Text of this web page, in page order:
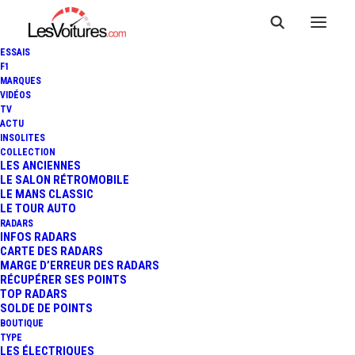
ESSAIS
F1
MARQUES
VIDÉOS
TV
ACTU
INSOLITES
COLLECTION
LES ANCIENNES
LE SALON RÉTROMOBILE
LE MANS CLASSIC
LE TOUR AUTO
RADARS
INFOS RADARS
CARTE DES RADARS
MARGE D’ERREUR DES RADARS
RÉCUPÉRER SES POINTS
TOP RADARS
SOLDE DE POINTS
BOUTIQUE
TYPE
LES ÉLECTRIQUES